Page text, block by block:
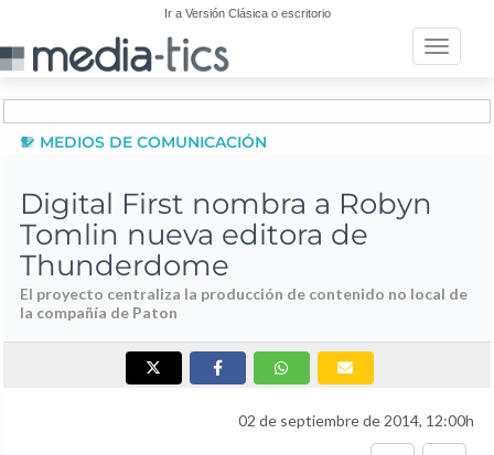
Ir a Versión Clásica o escritorio
Toggle
MEDIOS DE COMUNICACIÓN
Digital First nombra a Robyn
Tomlin nueva editora de
Thunderdome
El proyecto centraliza la producción de contenido no local de
la compañía de Paton
02 de septiembre de 2014, 12:00h